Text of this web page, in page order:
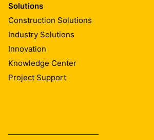
Solutions
Construction Solutions
Industry Solutions
Innovation
Knowledge Center
Project Support